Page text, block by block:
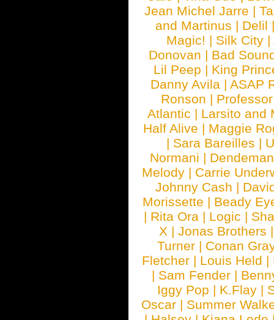
Jean Michel Jarre |
and Martinus | Delil
Magic! | Silk City |
Donovan | Bad
Lil Peep | King
Danny Avila | ASAP
Ronson |
Atlantic | Larsito and
Half Alive | Maggie
| Sara Bareilles |
Normani |
Melody | Carrie
Johnny Cash |
Morissette | Beady
| Rita Ora | Logic |
X | Jonas Brothers
Turner | Conan
Fletcher | Louis Held |
| Sam Fender |
Iggy Pop | K.Flay |
Oscar | Summer